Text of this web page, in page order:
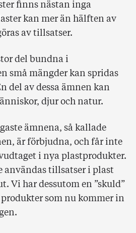
finns nästan inga
kan mer än hälften av
av tillsatser.
del bundna i
små mängder kan spridas
del av dessa ämnen kan
djur och natur.
ämnena, så kallade
är förbjudna, och får inte
i nya plastprodukter.
användas tillsatser i plast
Vi har dessutom en ”skuld”
som nu kommer in